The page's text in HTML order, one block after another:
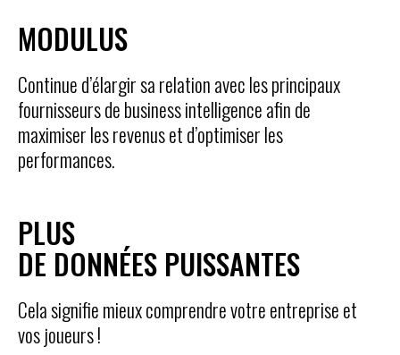
MODULUS
Continue d’élargir sa relation avec les principaux
fournisseurs de business intelligence afin de
maximiser les revenus et d’optimiser les
performances.
PLUS
DE DONNÉES PUISSANTES
Cela signifie mieux comprendre votre entreprise et
vos joueurs !